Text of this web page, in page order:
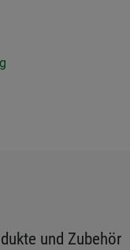
und Zubehör